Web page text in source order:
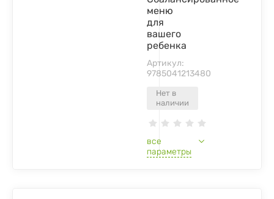
Нет в
наличии
меню
для
вашего
ребенка
Артикул:
9785041213480
все
параметры